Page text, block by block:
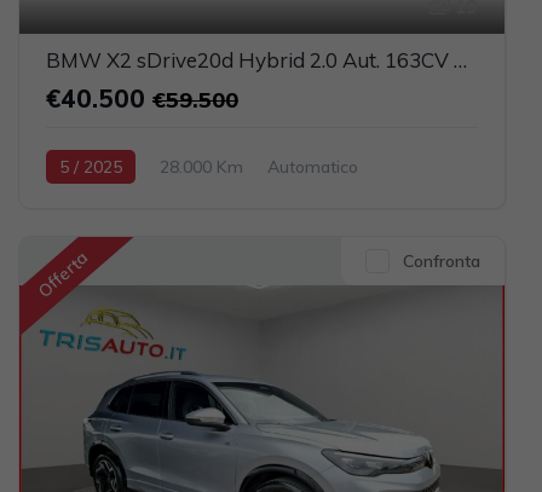
BMW X2 sDrive20d Hybrid 2.0 Aut. 163CV M Sport (FULL LED+PELLE+NAVI)
€40.500 €59.500
5 / 2025 28.000 Km
Automatico
1995cc 150CV / 110KW
Offerta Confronta